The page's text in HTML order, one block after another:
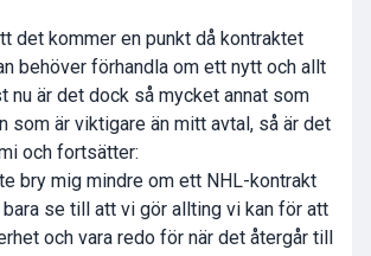
det kommer en punkt då kontraktet
behöver förhandla om ett nytt och allt
nu är det dock så mycket annat som
som är viktigare än mitt avtal, så är det
och fortsätter:
bry mig mindre om ett NHL-kontrakt
se till att vi gör allting vi kan för att
och vara redo för när det återgår till